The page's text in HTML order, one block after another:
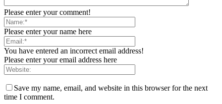
Please enter your comment!
Please enter your name here
You have entered an incorrect email address!
Please enter your email address here
Save my name, email, and website in this browser for the next
time I comment.